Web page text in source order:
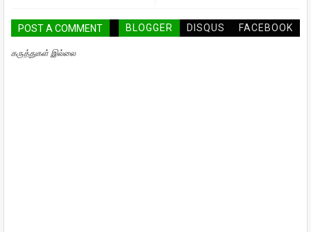
POST A COMMENT BLOGGER DISQUS FACEBOOK
கருத்துகள் இல்லை